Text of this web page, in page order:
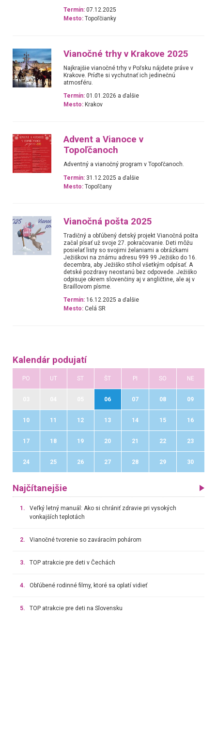
Termín: 07.12.2025
Mesto: Topoľčianky
Vianočné trhy v Krakove 2025
Najkrajšie vianočné trhy v Poľsku nájdete práve v
Krakove. Príďte si vychutnať ich jedinečnú
atmosféru.
Termín: 01.01.2026 a ďalšie
Mesto: Krakov
Advent a Vianoce v
Topoľčanoch
Adventný a vianočný program v Topoľčanoch.
Termín: 31.12.2025 a ďalšie
Mesto: Topoľčany
Vianočná pošta 2025
Tradičný a obľúbený detský projekt Vianočná pošta
začal písať už svoje 27. pokračovanie. Deti môžu
posielať listy so svojimi želaniami a obrázkami
Ježiškovi na známu adresu 999 99 Ježiško do 16.
decembra, aby Ježiško stihol všetkým odpísať. A
detské pozdravy neostanú bez odpovede. Ježiško
odpisuje okrem slovenčiny aj v angličtine, ale aj v
Braillovom písme.
Termín: 16.12.2025 a ďalšie
Mesto: Celá SR
Kalendár podujatí
PO UT ST ŠT PI SO NE
06 07 08 09
10 11 12 13 14 15 16
17 18 19 20 21 22 23
24 25 26 27 28 29 30
Najčítanejšie
1.
Veľký letný manuál: Ako si chrániť zdravie pri vysokých
vonkajších teplotách
2. Vianočné tvorenie so zaváracím pohárom
3. TOP atrakcie pre deti v Čechách
4. Obľúbené rodinné filmy, ktoré sa oplatí vidieť
5. TOP atrakcie pre deti na Slovensku